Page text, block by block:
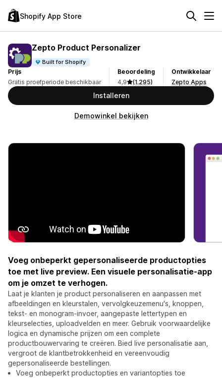
Shopify App Store
Zepto Product Personalizer
Built for Shopify
Prijs
Gratis proefperiode beschikbaar
Beoordeling
4,9
(1.295)
Ontwikkelaar
Zepto Apps
Installeren
Demowinkel bekijken
Voeg onbeperkt gepersonaliseerde productopties
toe met live preview. Een visuele personalisatie-app
om je omzet te verhogen.
Laat je klanten je product personaliseren en aanpassen met
afbeeldingen en kleurstalen, vervolgkeuzemenu's, knoppen,
tekst- en monogram-invoer, aangepaste lettertypen en
kleurselecties, uploadvelden en meer. Gebruik voorwaardelijke
logica en dynamische prijzen om een complete
productbouwervaring te creëren. Bied live personalisatie aan,
vergroot de klantbetrokkenheid en vereenvoudig
gepersonaliseerde bestellingen.
Voeg onbeperkt productopties en variantopties toe